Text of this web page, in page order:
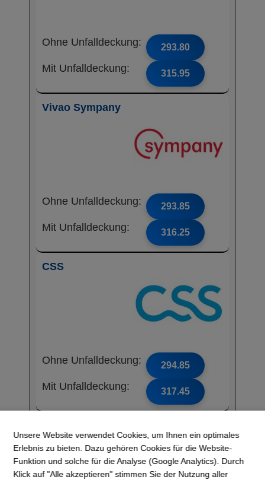
Ohne Unfalldeckung: 293.80
Mit Unfalldeckung: 315.95
Vivao Sympany
Ohne Unfalldeckung: 293.85
Mit Unfalldeckung: 316.25
CSS
Ohne Unfalldeckung: 294.85
Mit Unfalldeckung: 317.45
Unsere Website verwendet Cookies, um Ihnen ein optimales
Erlebnis zu bieten. Dazu gehören Cookies für die Website-
Funktion und solche für die Analyse (Google Analytics). Durch
Klick auf "Alle akzeptieren" stimmen Sie der Nutzung aller